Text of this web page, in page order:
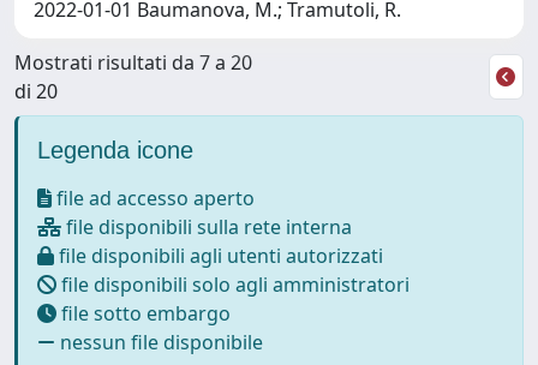
2022-01-01 Baumanova, M.; Tramutoli, R.
Mostrati risultati da 7 a 20
di 20
Legenda icone
file ad accesso aperto
file disponibili sulla rete interna
file disponibili agli utenti autorizzati
file disponibili solo agli amministratori
file sotto embargo
nessun file disponibile